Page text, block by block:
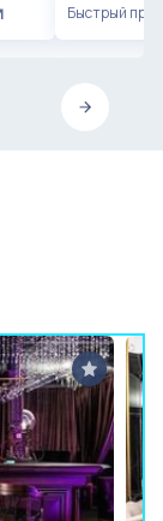
Быстрый